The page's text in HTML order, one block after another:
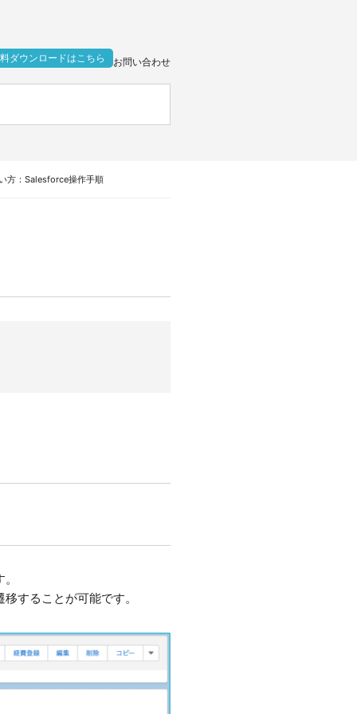
ダウンロードはこちら お問い合わせ
方：Salesforce操作手順
することが可能です。